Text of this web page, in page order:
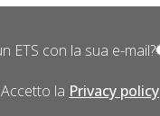
ETS con la sua e-mail?
Accetto la Privacy policy